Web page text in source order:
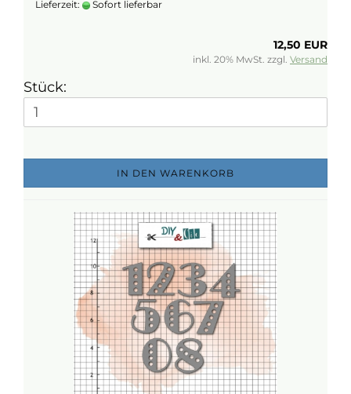
Lieferzeit: Sofort lieferbar
12,50 EUR
inkl. 20% MwSt. zzgl. Versand
Stück:
IN DEN WARENKORB